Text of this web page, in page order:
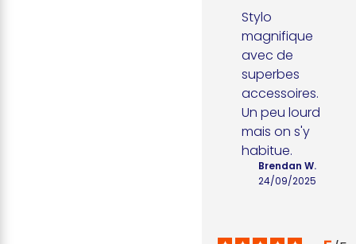
Stylo
magnifique
avec de
superbes
accessoires.
Un peu lourd
mais on s'y
habitue.
24/09/2025
Brendan W.